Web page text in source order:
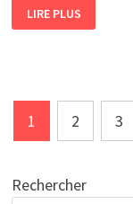
AROMATISER
SON
LIRE PLUS
Pagination
des
publications
1 2 3
Rechercher